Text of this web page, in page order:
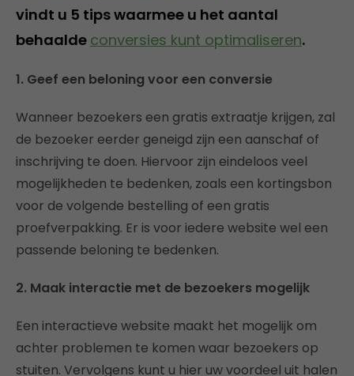
vindt u 5 tips waarmee u het aantal
behaalde conversies kunt optimaliseren.
1. Geef een beloning voor een conversie
Wanneer bezoekers een gratis extraatje krijgen, zal
de bezoeker eerder geneigd zijn een aanschaf of
inschrijving te doen. Hiervoor zijn eindeloos veel
mogelijkheden te bedenken, zoals een kortingsbon
voor de volgende bestelling of een gratis
proefverpakking. Er is voor iedere website wel een
passende beloning te bedenken.
2. Maak interactie met de bezoekers mogelijk
Een interactieve website maakt het mogelijk om
achter problemen te komen waar bezoekers op
stuiten. Vervolgens kunt u hier uw voordeel uit halen